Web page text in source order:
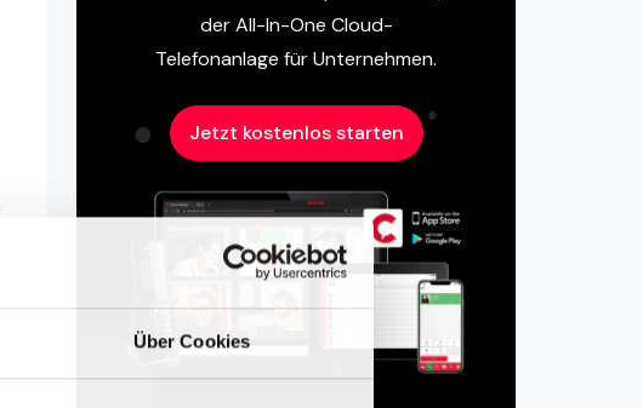
Über Cookies
der All-In-One Cloud-
Telefonanlage für Unternehmen.
Jetzt kostenlos starten